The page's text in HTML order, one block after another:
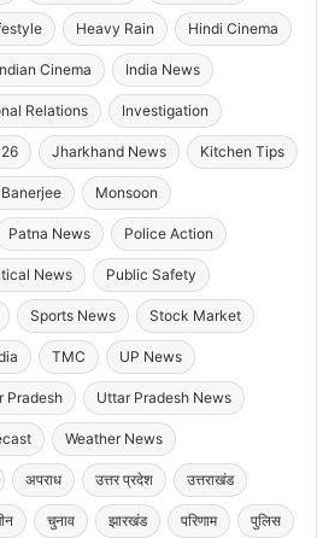
Heavy Rain Hindi Cinema
Cinema India News
Relations Investigation
Jharkhand News Kitchen Tips
Monsoon
Patna News Police Action
News Public Safety
Sports News Stock Market
TMC UP News
Pradesh Uttar Pradesh News
Weather News
अपराध उत्तर प्रदेश उत्तराखंड
चुनाव झारखंड परिणाम पुलिस